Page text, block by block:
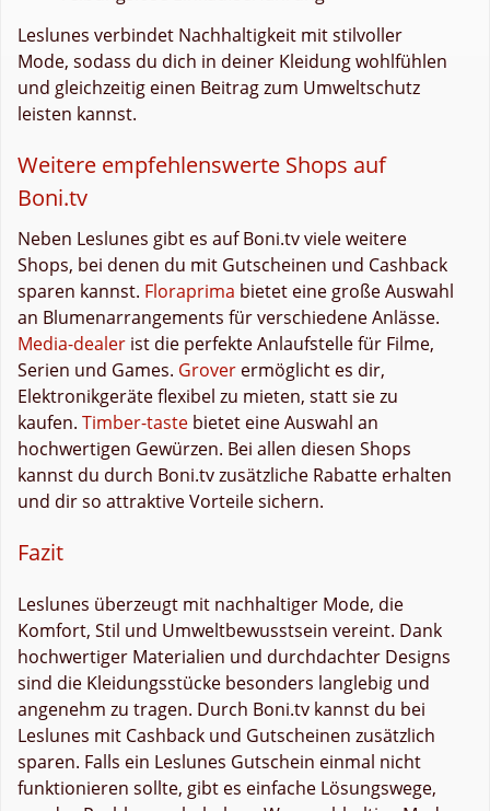
Leslunes verbindet Nachhaltigkeit mit stilvoller
Mode, sodass du dich in deiner Kleidung wohlfühlen
und gleichzeitig einen Beitrag zum Umweltschutz
leisten kannst.
Weitere empfehlenswerte Shops auf
Boni.tv
Neben Leslunes gibt es auf Boni.tv viele weitere
Shops, bei denen du mit Gutscheinen und Cashback
sparen kannst. Floraprima bietet eine große Auswahl
an Blumenarrangements für verschiedene Anlässe.
Media-dealer ist die perfekte Anlaufstelle für Filme,
Serien und Games. Grover ermöglicht es dir,
Elektronikgeräte flexibel zu mieten, statt sie zu
kaufen. Timber-taste bietet eine Auswahl an
hochwertigen Gewürzen. Bei allen diesen Shops
kannst du durch Boni.tv zusätzliche Rabatte erhalten
und dir so attraktive Vorteile sichern.
Fazit
Leslunes überzeugt mit nachhaltiger Mode, die
Komfort, Stil und Umweltbewusstsein vereint. Dank
hochwertiger Materialien und durchdachter Designs
sind die Kleidungsstücke besonders langlebig und
angenehm zu tragen. Durch Boni.tv kannst du bei
Leslunes mit Cashback und Gutscheinen zusätzlich
sparen. Falls ein Leslunes Gutschein einmal nicht
funktionieren sollte, gibt es einfache Lösungswege,